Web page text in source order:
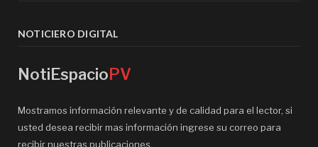
NOTICIERO DIGITAL
NotiEspacioPV
Mostramos información relevante y de calidad para el lector, si
usted desea recibir mas información ingrese su correo para
recibir nuestras publicaciones.